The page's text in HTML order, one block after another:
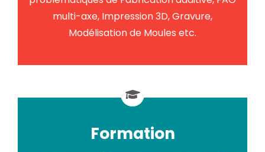
multi-axe, Impression 3D, Gravure,
Modélisation de Moules etc.
Formation